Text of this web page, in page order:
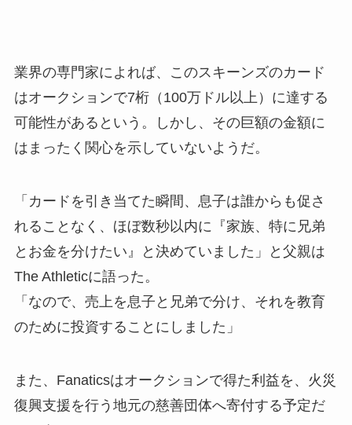
業界の専門家によれば、このスキーンズのカード
はオークションで7桁（100万ドル以上）に達する
可能性があるという。しかし、その巨額の金額に
はまったく関心を示していないようだ。
「カードを引き当てた瞬間、息子は誰からも促さ
れることなく、ほぼ数秒以内に『家族、特に兄弟
とお金を分けたい』と決めていました」と父親は
The Athleticに語った。
「なので、売上を息子と兄弟で分け、それを教育
のために投資することにしました」
また、Fanaticsはオークションで得た利益を、火災
復興支援を行う地元の慈善団体へ寄付する予定だ